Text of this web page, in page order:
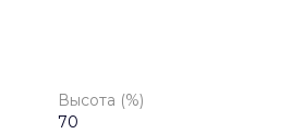
Высота (%)
70